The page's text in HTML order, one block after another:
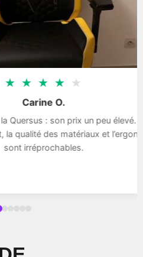
★ ★ ★
O.
son prix un peu élevé. Pour
matériaux et l’ergonomie